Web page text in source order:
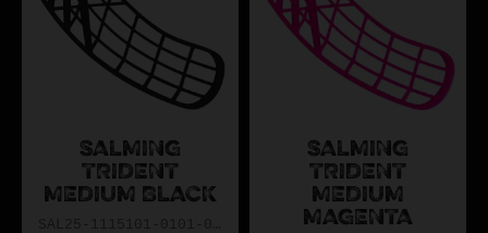
SALMING
TRIDENT
MEDIUM BLACK
SALMING
TRIDENT
MEDIUM
MAGENTA